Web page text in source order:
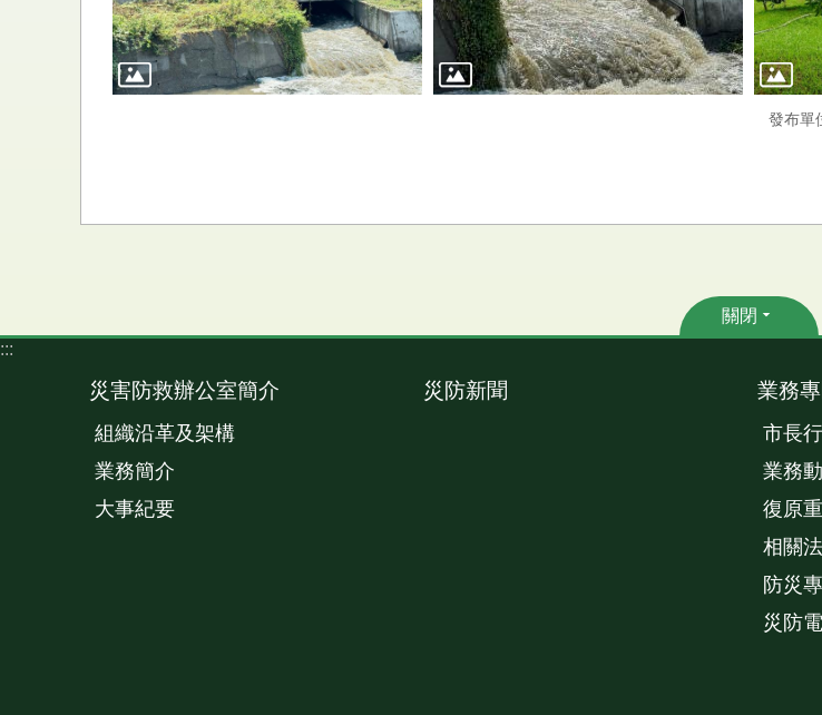
發布單
關閉
:::
災害防救辦公室簡介
組織沿革及架構
業務簡介
大事紀要
災防新聞 業務
市長
業務
復原
相關
防災
災防